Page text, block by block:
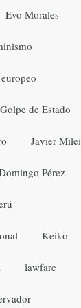
Evo Morales
Golpe de Estado
Javier Milei
Pérez
Keiko
lawfare